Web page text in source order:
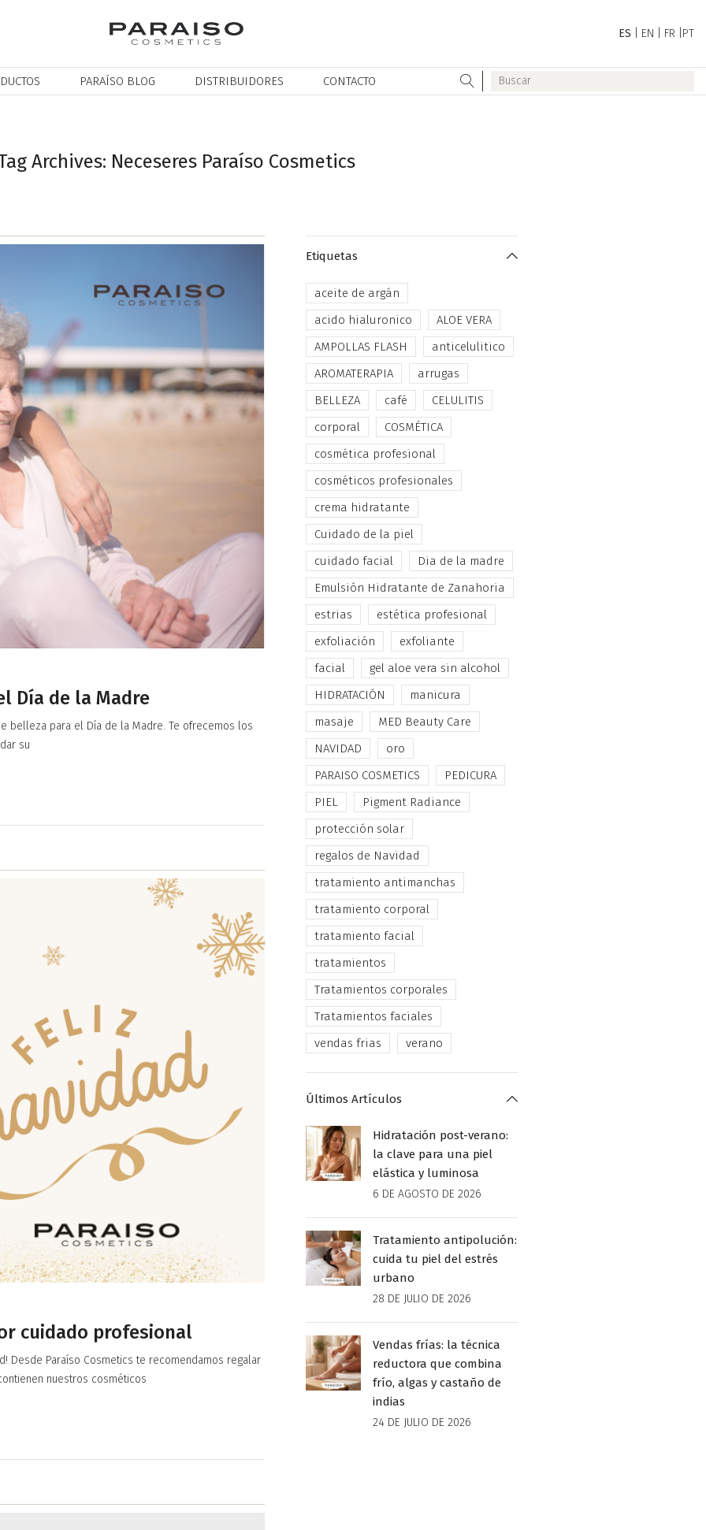
ES EN FR PT
PARAÍSO BLOG DISTRIBUIDORES CONTACTO
Archives: Neceseres Paraíso Cosmetics
Día de la Madre
belleza para el Día de la Madre. Te ofrecemos los
su
cuidado profesional
Desde Paraíso Cosmetics te recomendamos regalar
nuestros cosméticos
Etiquetas
aceite de argán
acido hialuronico
ALOE VERA
AMPOLLAS FLASH
anticelulitico
AROMATERAPIA
arrugas
BELLEZA
café
CELULITIS
corporal
COSMÉTICA
cosmética profesional
cosméticos profesionales
crema hidratante
Cuidado de la piel
cuidado facial
Dia de la madre
Emulsión Hidratante de Zanahoria
estrias
estética profesional
exfoliación
exfoliante
facial
gel aloe vera sin alcohol
HIDRATACIÓN
manicura
masaje
MED Beauty Care
NAVIDAD
oro
PARAISO COSMETICS
PEDICURA
PIEL
Pigment Radiance
protección solar
regalos de Navidad
tratamiento antimanchas
tratamiento corporal
tratamiento facial
tratamientos
Tratamientos corporales
Tratamientos faciales
vendas frias
verano
Últimos Artículos
Hidratación post-verano:
la clave para una piel
elástica y luminosa
6 DE AGOSTO DE 2026
Tratamiento antipolución:
cuida tu piel del estrés
urbano
28 DE JULIO DE 2026
Vendas frías: la técnica
reductora que combina
frío, algas y castaño de
indias
24 DE JULIO DE 2026